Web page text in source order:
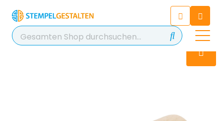
Chatten Sie 24/7 mit unserem
hilfreichen Chatbot
Kontakt
+49 2038 0480 403